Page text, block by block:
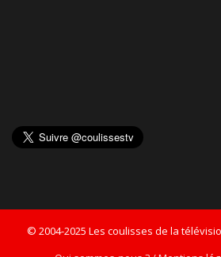
© 2004-2025 Les coulisses de la